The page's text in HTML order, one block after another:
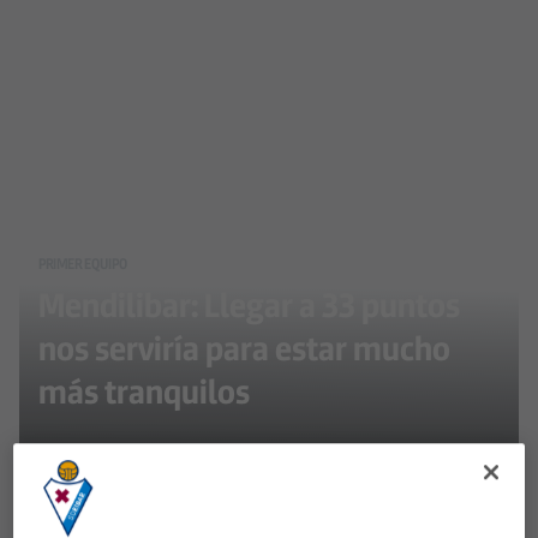
nos serviría para estar mucho
más tranquilos
El entrenador del Eibar ha dado la convocatoria con
las bajas por lesión de Jaime y Escalante, por
sanción de Pantic y por decisión técnica de Lillo,